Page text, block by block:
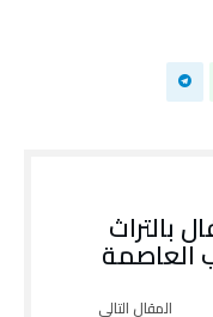
13″: احتفال بالتراث
العاصمة